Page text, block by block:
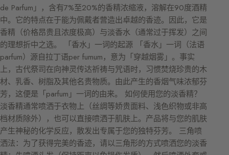
de Parfum」，含有7%至20%的香精浓缩液，溶解在90度酒精
中。它的特点在于能为佩戴者营造出卓越的香迹。因此，它是
香精（价格昂贵且浓度极高）与淡香水（通常过于挥发）之间
的理想折中之选。 「香水」一词的起源 「香水」一词（法语
parfum）源自拉丁语per fumum，意为「穿越烟雾」。事实
上，古代祭司在向神灵传达祈祷与咒语时，习惯焚烧珍贵的木
材、乳香、树脂及其他名贵物质。由此产生的香烟气味浓郁芬
芳，这便是「parfum」一词的由来。 如何使用您的淡香精？
淡香精通常喷洒于衣物上（丝绸等娇贵面料、浅色织物或非高
档材质除外），也可以直接喷洒于肌肤上。产品将与您的肌肤
产生神秘的化学反应，散发出专属于您的独特芬芳。 三角喷
洒法：为了获得完美的香迹，请以三角形的方式喷洒您的淡香